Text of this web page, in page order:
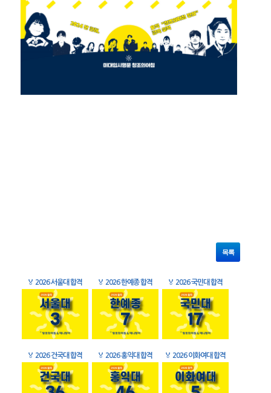
목록
🏅 2026 서울대 합격 🏅 2026 한예종 합격 🏅 2026 국민대 합격
🏅 2026 건국대 합격 🏅 2026 홍익대 합격 🏅 2026 이화여대 합격